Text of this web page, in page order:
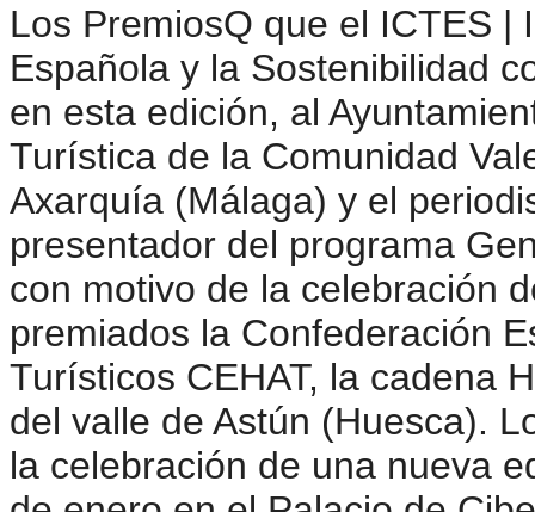
Los PremiosQ que el ICTES |
Española y la Sostenibilidad
en esta edición, al
Turística de la Comunidad
Axarquía (Málaga) y el
presentador del programa
con motivo de la celebración
premiados la Confederación
Turísticos CEHAT, la cadena
del valle de Astún (Huesca).
la celebración de una nueva